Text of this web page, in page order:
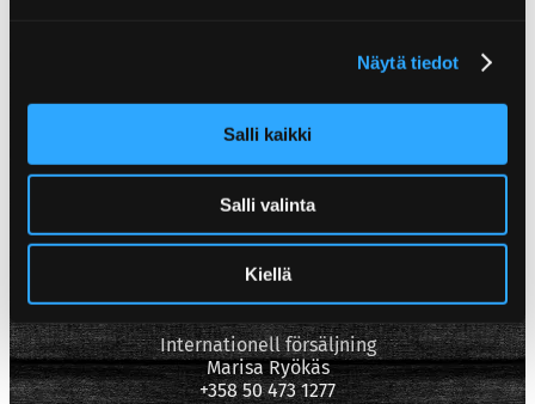
Näytä tiedot
Salli kaikki
Salli valinta
Kiellä
Lentolantie 14-16
Finland
Konsumentkundtjänst
asiakaspalvelu(at)poppamies.fi
+358 40 017 1075
vardagar kl. 9.00–15.00.
Internationell försäljning
Marisa Ryökäs
+358 50 473 1277